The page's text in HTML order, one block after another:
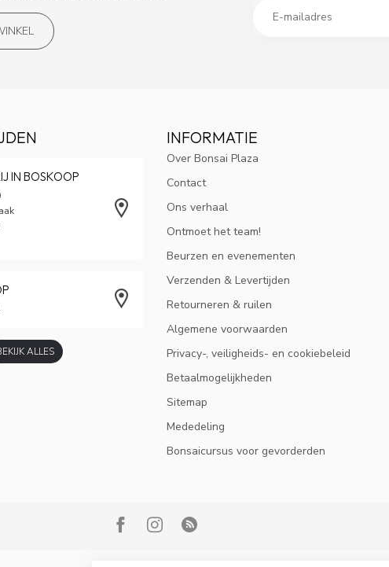
IN BOSKOOP
ALLES
INFORMATIE
Over Bonsai Plaza
Contact
Ons verhaal
Ontmoet het team!
Beurzen en evenementen
Verzenden & Levertijden
Retourneren & ruilen
Algemene voorwaarden
Privacy-, veiligheids- en cookiebeleid
Betaalmogelijkheden
Sitemap
Mededeling
Bonsaicursus voor gevorderden